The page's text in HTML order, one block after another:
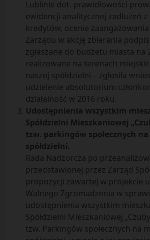
Lublinie dot. prawidłowości
ewidencji analitycznej zadłużeń z
kredytów, ocenie zaangażowania
Zarządu w akcję zbierania
zgłaszane do budżetu miasta na
realizowane na terenach
naszej spółdzielni – zgłosiła
udzielenie absolutorium
działalność w 2016 roku.
Udostępnienia wszystkim
Spółdzielni Mieszkaniowej
tzw. parkingów społecznych
spółdzielni.
Rada Nadzorcza po
przedstawionej przez Zarząd
propozycji zawartej w projekcie
Walnego Zgromadzenia w
udostępnienia wszystkim
Spółdzielni Mieszkaniowej
tzw. Parkingów społecznych na